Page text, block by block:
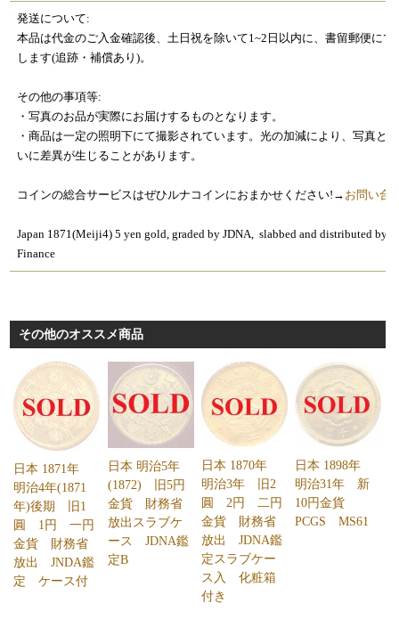
発送について:
本品は代金のご入金確認後、土日祝を除いて1~2日以内に、書留郵便にて
します(追跡・補償あり)。
その他の事項等:
・写真のお品が実際にお届けするものとなります。
・商品は一定の照明下にて撮影されています。光の加減により、写真と
いに差異が生じることがあります。
コインの総合サービスはぜひルナコインにおまかせください!→ お問い合
Japan 1871(Meiji4) 5 yen gold, graded by JDNA, slabbed and distributed by
Finance
その他のオススメ商品
日本 1871年
明治4年(1871
年)後期 旧1
圓 1円 一円
金貨 財務省
放出 JNDA鑑
定 ケース付
日本 明治5年
(1872) 旧5円
金貨 財務省
放出スラブケ
ース JDNA鑑
定B
日本 1870年
明治3年 旧2
圓 2円 二円
金貨 財務省
放出 JDNA鑑
定スラブケー
ス入 化粧箱
付き
日本 1898年
明治31年 新
10円金貨
PCGS MS61